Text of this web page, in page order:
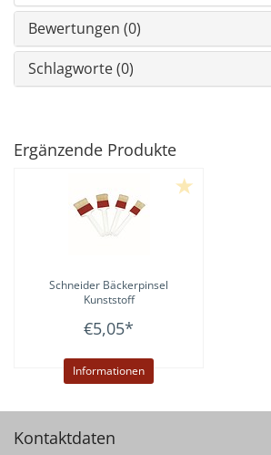
Bewertungen (0)
Schlagworte (0)
Ergänzende Produkte
Schneider Bäckerpinsel
Kunststoff
€5,05*
Informationen
Kontaktdaten